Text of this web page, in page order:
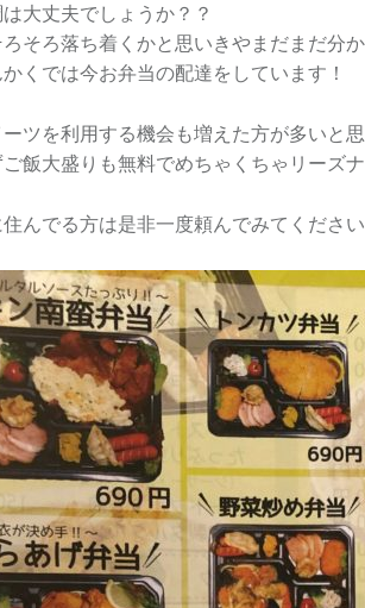
大丈夫でしょうか？？
そろ落ち着くかと思いきやまだまだ分
くでは今お弁当の配達をしています！
ーツを利用する機会も増えた方が多いと
飯大盛りも無料でめちゃくちゃリーズナ
んでる方は是非一度頼んでみてください